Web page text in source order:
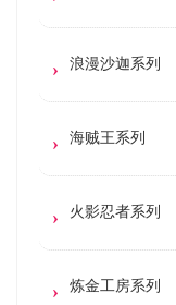
浪漫沙迦系列
海贼王系列
火影忍者系列
炼金工房系列